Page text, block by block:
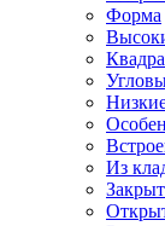
Форма
Из